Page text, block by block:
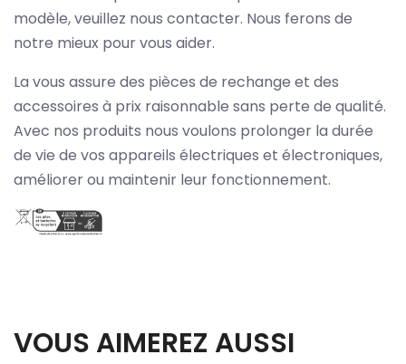
modèle, veuillez nous contacter. Nous ferons de
notre mieux pour vous aider.
La vous assure des pièces de rechange et des
accessoires à prix raisonnable sans perte de qualité.
Avec nos produits nous voulons prolonger la durée
de vie de vos appareils électriques et électroniques,
améliorer ou maintenir leur fonctionnement.
VOUS AIMEREZ AUSSI